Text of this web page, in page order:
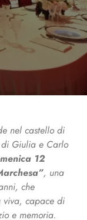
Giulia e Carlo
12
, una
che
viva, capace di
e memoria.